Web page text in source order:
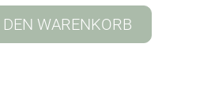
DEN WARENKORB